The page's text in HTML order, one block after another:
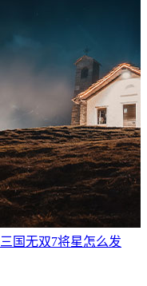
国无双7将星怎么发